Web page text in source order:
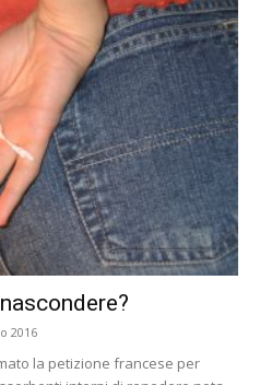
2016
la petizione francese per